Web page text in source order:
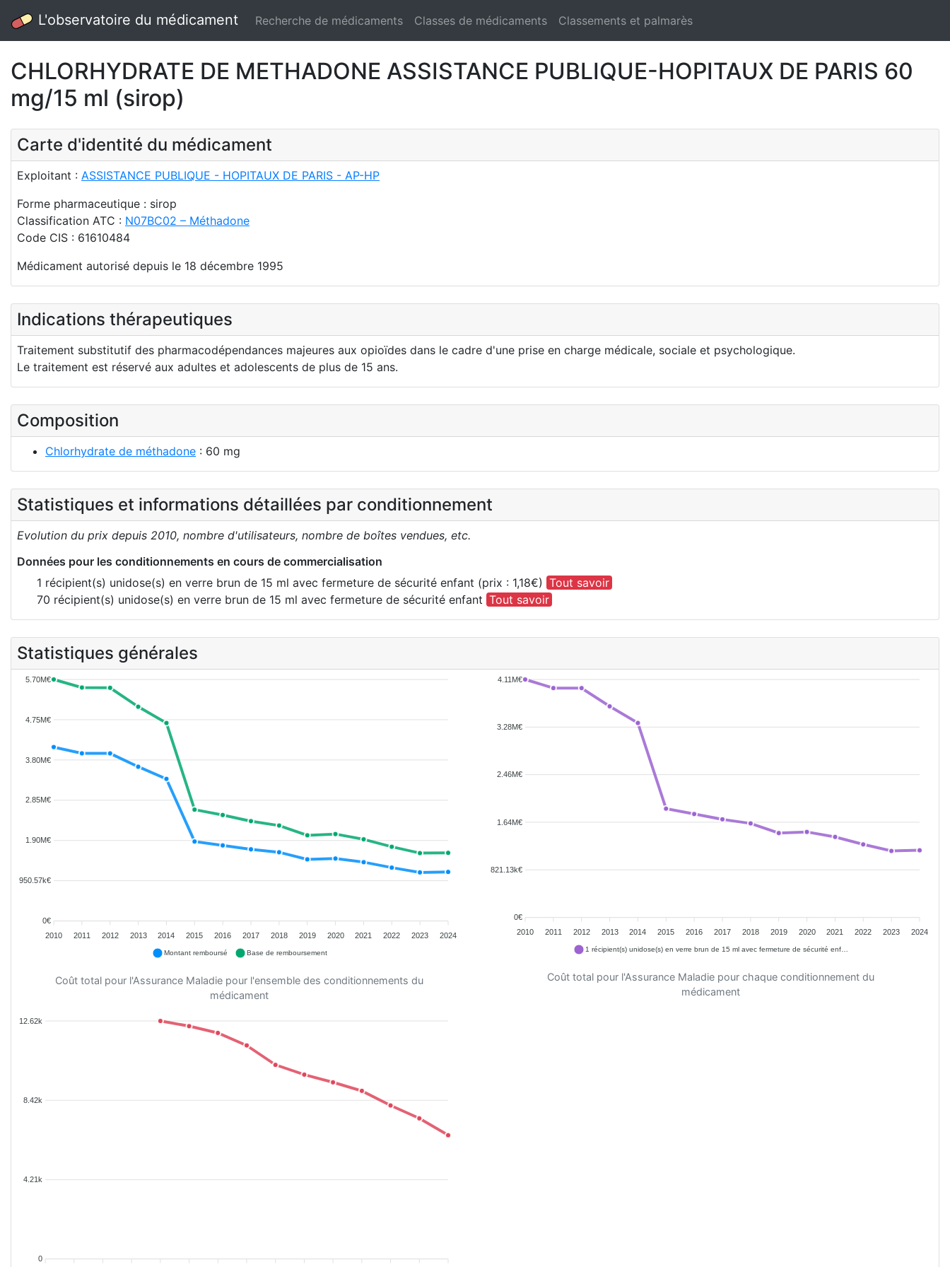
L'observatoire du médicament Recherche de médicaments Classes de médicaments Classements et palmarès
CHLORHYDRATE DE METHADONE ASSISTANCE PUBLIQUE-HOPITAUX DE PARIS 60
mg/15 ml (sirop)
Carte d'identité du médicament
Exploitant : ASSISTANCE PUBLIQUE - HOPITAUX DE PARIS - AP-HP
Forme pharmaceutique : sirop
Classification ATC : N07BC02 – Méthadone
Code CIS : 61610484
Médicament autorisé depuis le 18 décembre 1995
Indications thérapeutiques
Traitement substitutif des pharmacodépendances majeures aux opioïdes dans le cadre d'une prise en charge médicale, sociale et psychologique.
Le traitement est réservé aux adultes et adolescents de plus de 15 ans.
Composition
Chlorhydrate de méthadone : 60 mg
Statistiques et informations détaillées par conditionnement
Evolution du prix depuis 2010, nombre d'utilisateurs, nombre de boîtes vendues, etc.
Données pour les conditionnements en cours de commercialisation
1 récipient(s) unidose(s) en verre brun de 15 ml avec fermeture de sécurité enfant (prix : 1,18€) Tout savoir
70 récipient(s) unidose(s) en verre brun de 15 ml avec fermeture de sécurité enfant Tout savoir
Statistiques générales
5.70M€
4.75M€
3.80M€
2.85M€
1.90M€
950.57k€
0€
2010
2011 2012 2013 2014 2015 2016 2017 2018 2019 2020 2021 2022 2023 2024
Montant remboursé Base de remboursement
Coût total pour l'Assurance Maladie pour l'ensemble des conditionnements du
médicament
4.11M€
3.28M€
2.46M€
1.64M€
821.13k€
0€
2010
2011 2012 2013 2014 2015 2016 2017 2018 2019 2020 2021 2022 2023 2024
1 récipient(s) unidose(s) en verre brun de 15 ml avec fermeture de sécurité enf…
Coût total pour l'Assurance Maladie pour chaque conditionnement du
médicament
12.62k
8.42k
4.21k
0